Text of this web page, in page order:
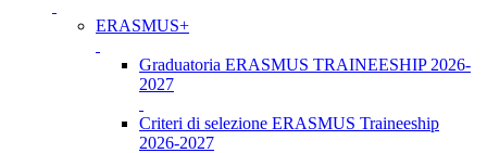
ERASMUS+
Graduatoria ERASMUS TRAINEESHIP 2026-
2027
Criteri di selezione ERASMUS Traineeship
2026-2027